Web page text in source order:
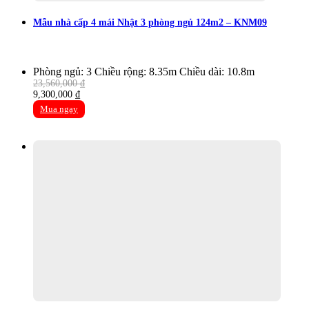
Mẫu nhà cấp 4 mái Nhật 3 phòng ngủ 124m2 – KNM09
Phòng ngủ: 3 Chiều rộng: 8.35m Chiều dài: 10.8m
23,560,000₫
Original
price
was:
9,300,000 ₫Current
price
is:
Mua ngay